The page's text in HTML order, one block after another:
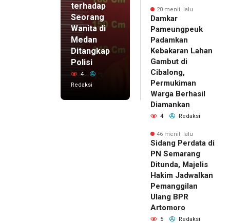
terhadap
Seorang
Wanita di
Medan
Ditangkap
Polisi
4
Redaksi
20 menit lalu
Damkar
Pameungpeuk
Padamkan
Kebakaran Lahan
Gambut di
Cibalong,
Permukiman
Warga Berhasil
Diamankan
4 Redaksi
46 menit lalu
Sidang Perdata di
PN Semarang
Ditunda, Majelis
Hakim Jadwalkan
Pemanggilan
Ulang BPR
Artomoro
5 Redaksi